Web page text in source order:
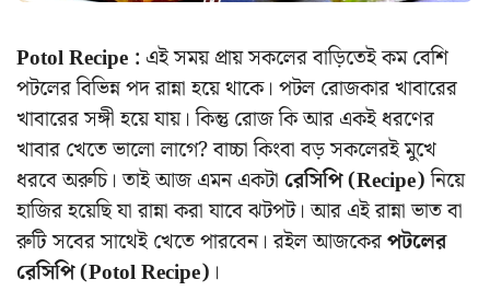
Potol Recipe : এই সময় প্রায় সকলের বাড়িতেই কম বেশি
পটলের বিভিন্ন পদ রান্না হয়ে থাকে। পটল রোজকার খাবারের
খাবারের সঙ্গী হয়ে যায়। কিন্তু রোজ কি আর একই ধরণের
খাবার খেতে ভালো লাগে? বাচ্চা কিংবা বড় সকলেরই মুখে
ধরবে অরুচি। তাই আজ এমন একটারেসিপি (Recipe)নিয়ে
হাজির হয়েছি যা রান্না করা যাবে ঝটপট। আর এই রান্না ভাত বা
রুটি সবের সাথেই খেতে পারবেন। রইল আজকেরপটলের
রেসিপি (Potol Recipe) ।